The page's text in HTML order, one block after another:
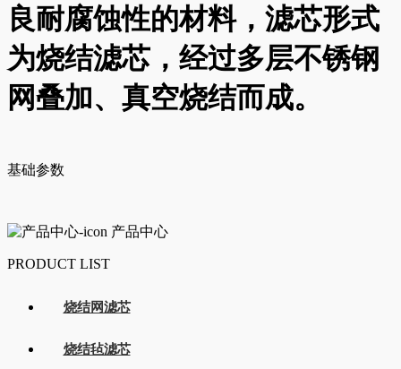
良耐腐蚀性的材料，滤芯形式
为烧结滤芯，经过多层不锈钢
网叠加、真空烧结而成。
基础参数
产品中心
PRODUCT LIST
烧结网滤芯
烧结毡滤芯